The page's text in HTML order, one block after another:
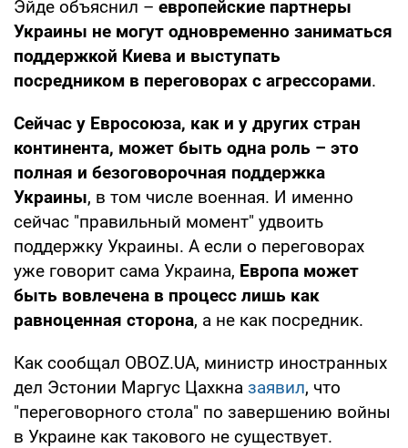
Эйде объяснил – европейские партнеры
Украины не могут одновременно заниматься
поддержкой Киева и выступать
посредником в переговорах с агрессорами.
Сейчас у Евросоюза, как и у других стран
континента, может быть одна роль – это
полная и безоговорочная поддержка
Украины, в том числе военная. И именно
сейчас "правильный момент" удвоить
поддержку Украины. А если о переговорах
уже говорит сама Украина, Европа может
быть вовлечена в процесс лишь как
равноценная сторона, а не как посредник.
Как сообщал OBOZ.UA, министр иностранных
дел Эстонии Маргус Цахкна заявил, что
"переговорного стола" по завершению войны
в Украине как такового не существует.